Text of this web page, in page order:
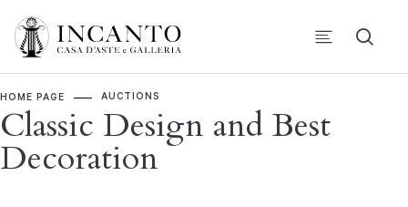
HOME PAGE AUCTIONS
Classic Design and Best
Decoration